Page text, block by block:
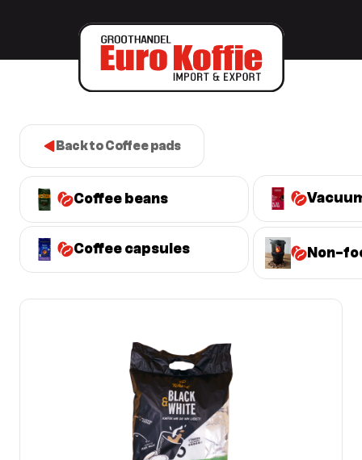
Back to Coffee pads
Coffee beans
Coffee capsules Non-